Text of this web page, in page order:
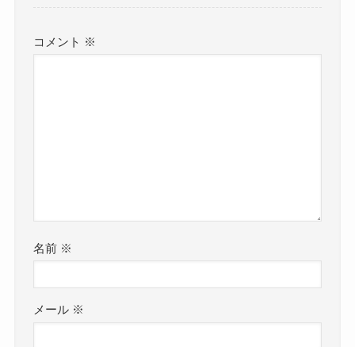
コメント ※
名前 ※
メール ※